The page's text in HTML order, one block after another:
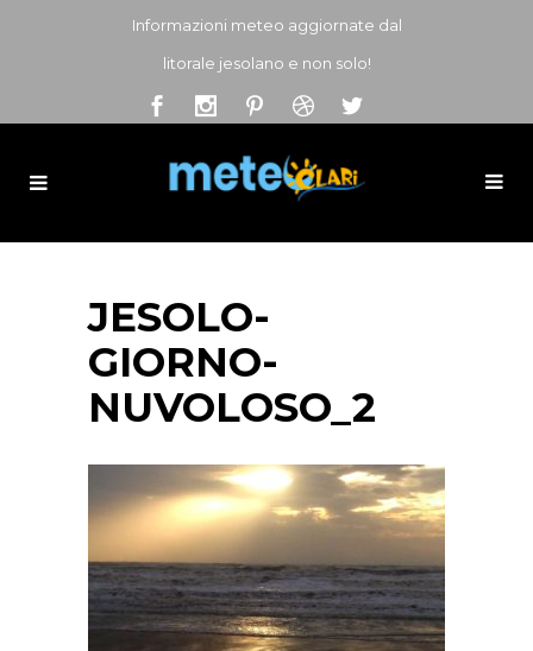
Informazioni meteo aggiornate dal
litorale jesolano e non solo!
JESOLO-
GIORNO-
NUVOLOSO_2